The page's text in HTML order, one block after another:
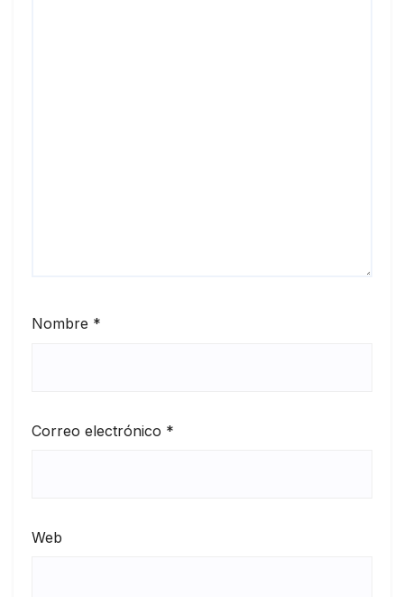
Nombre *
Correo electrónico *
Web